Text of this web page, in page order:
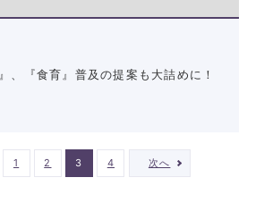
『食育』普及の提案も大詰めに！
1 2 3 4 次へ